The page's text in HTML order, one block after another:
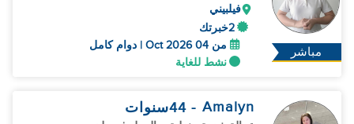
مباشر
فيلبيني
2خبرتك
من 04 Oct 2026 | دوام كامل
نشط للغاية
Amalyn
- 44 سنوات